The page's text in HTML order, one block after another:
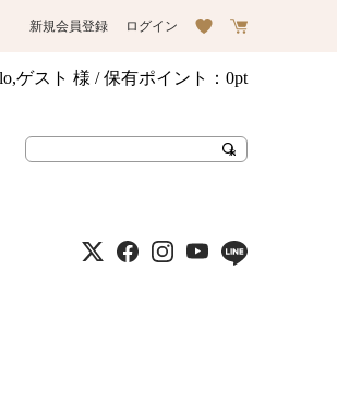
新規会員登録 ログイン
ゲスト 様 / 保有ポイント： 0pt